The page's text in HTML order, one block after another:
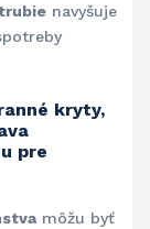
navyšuje
kryty,
pre
môžu byť